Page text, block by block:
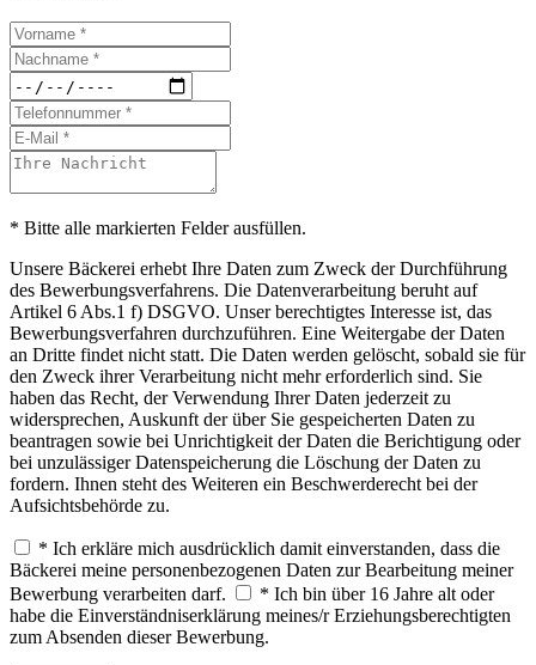
* Bitte alle markierten Felder ausfüllen.
Unsere Bäckerei erhebt Ihre Daten zum Zweck der Durchführung
des Bewerbungsverfahrens. Die Datenverarbeitung beruht auf
Artikel 6 Abs.1 f) DSGVO. Unser berechtigtes Interesse ist, das
Bewerbungsverfahren durchzuführen. Eine Weitergabe der Daten
an Dritte findet nicht statt. Die Daten werden gelöscht, sobald sie für
den Zweck ihrer Verarbeitung nicht mehr erforderlich sind. Sie
haben das Recht, der Verwendung Ihrer Daten jederzeit zu
widersprechen, Auskunft der über Sie gespeicherten Daten zu
beantragen sowie bei Unrichtigkeit der Daten die Berichtigung oder
bei unzulässiger Datenspeicherung die Löschung der Daten zu
fordern. Ihnen steht des Weiteren ein Beschwerderecht bei der
Aufsichtsbehörde zu.
* Ich erkläre mich ausdrücklich damit einverstanden, dass die
Bäckerei meine personenbezogenen Daten zur Bearbeitung meiner
Bewerbung verarbeiten darf.
* Ich bin über 16 Jahre alt oder
habe die Einverständniserklärung meines/r Erziehungsberechtigten
zum Absenden dieser Bewerbung.